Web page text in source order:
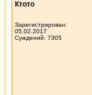
Ктото
Зарегистрирован:
05.02.2017
Суждений: 7305